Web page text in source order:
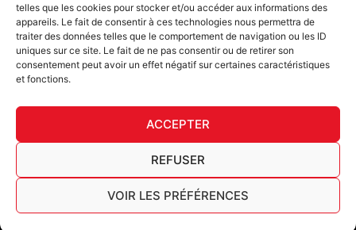
telles que les cookies pour stocker et/ou accéder aux informations des
appareils. Le fait de consentir à ces technologies nous permettra de
traiter des données telles que le comportement de navigation ou les ID
uniques sur ce site. Le fait de ne pas consentir ou de retirer son
consentement peut avoir un effet négatif sur certaines caractéristiques
et fonctions.
ACCEPTER
REFUSER
VOIR LES PRÉFÉRENCES
FURY TIPS